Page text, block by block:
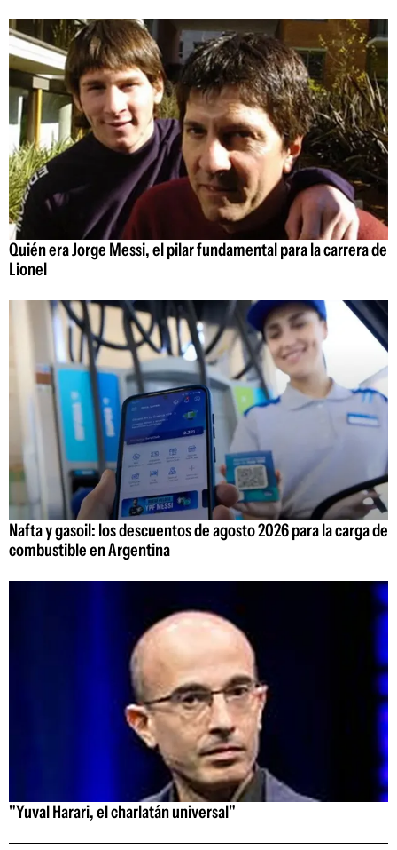
Quién era Jorge Messi, el pilar fundamental para la carrera de
Lionel
Nafta y gasoil: los descuentos de agosto 2026 para la carga de
combustible en Argentina
"Yuval Harari, el charlatán universal"